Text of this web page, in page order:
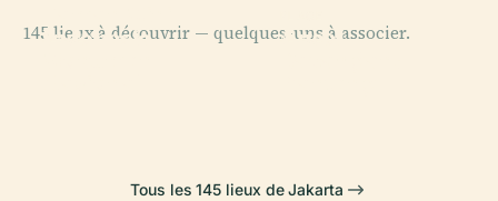
145 lieux à découvrir — quelques-uns à associer.
Indonesia
Ancol
PLACE PLACE
Tous les 145 lieux de Jakarta